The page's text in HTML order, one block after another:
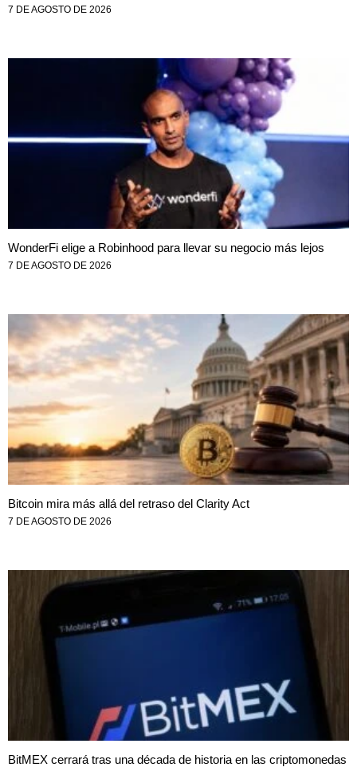
7 DE AGOSTO DE 2026
WonderFi elige a Robinhood para llevar su negocio más lejos
7 DE AGOSTO DE 2026
Bitcoin mira más allá del retraso del Clarity Act
7 DE AGOSTO DE 2026
BitMEX cerrará tras una década de historia en las criptomonedas